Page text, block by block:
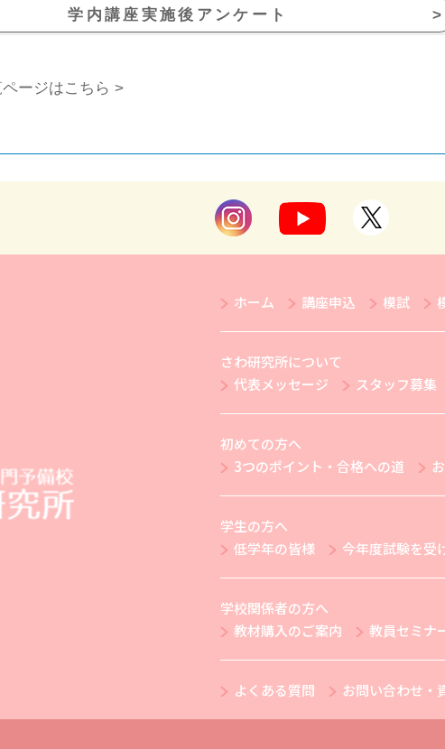
学内講座実施後アンケート >
ージはこちら >
ホーム 講座申込 模試
さわ研究所について
代表メッセージ
スタッフ募集
初めての方へ
3つのポイント・合格への道
学生の方へ
低学年の皆様
今年度試験を受
学校関係者の方へ
教材購入のご案内
教員セミナ
よくある質問 お問い合わせ・